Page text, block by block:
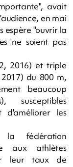
avait
en mai
espère "ouvrir la
ne soient pas
2016) et triple
du 800 m,
beaucoup
susceptibles
d'améliorer les
la fédération
aux athlètes
leur taux de